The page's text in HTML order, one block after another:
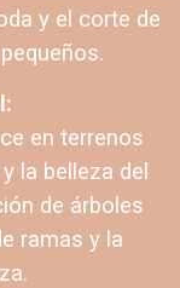
y el corte de
en terrenos
la belleza del
de árboles
ramas y la